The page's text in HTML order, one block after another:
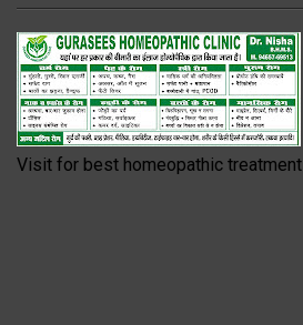
Visit for best homeopathic treatment